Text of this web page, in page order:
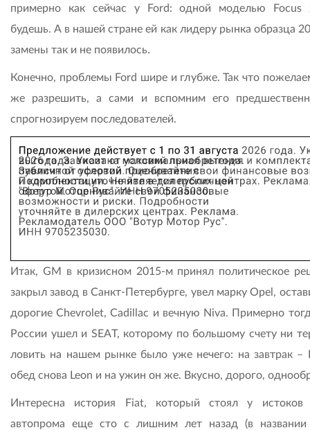
примерно как сейчас у Ford: одной моделью
будешь. А в нашей стране ей как лидеру рынка образца
замены так и не появилось.
Конечно, проблемы Ford шире и глубже. Так что
же разрешить, а сами и вспомним его
спрогнозируем последователей.
Итак, GM в кризисном 2015-м принял политическое
закрыл завод в Санкт-Петербурге, увел марку Opel,
дорогие Chevrolet, Cadillac и вечную Niva. Примерно
России ушел и SEAT, которому по большому счету ни
ловить на нашем рынке было уже нечего: на завтрак –
обед снова Leon и на ужин он же. Вкусно, дорого,
Интересна история Fiat, который стоял у истоков
автопрома еще сто с лишним лет назад (в названии